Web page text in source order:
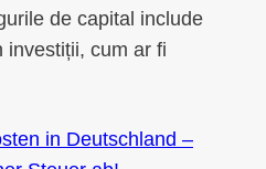
de capital include
investiții, cum ar fi